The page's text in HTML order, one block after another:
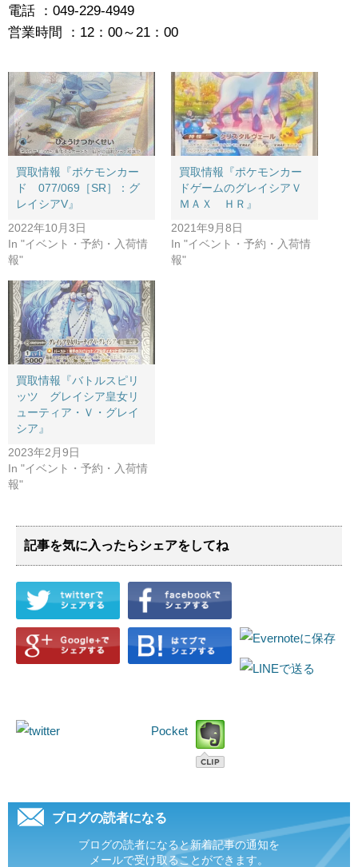
電話 ：049-229-4949
営業時間 ：12：00～21：00
買取情報『ポケモンカー
ド 077/069［SR］：グ
レイシアV』
2022年10月3日
In "イベント・予約・入荷情
報"
買取情報『ポケモンカー
ドゲームのグレイシアＶ
ＭＡＸ ＨＲ』
2021年9月8日
In "イベント・予約・入荷情
報"
買取情報『バトルスピリ
ッツ グレイシア皇女リ
ューティア・Ｖ・グレイ
シア』
2023年2月9日
In "イベント・予約・入荷情
報"
記事を気に入ったらシェアをしてね
Pocket
ブログの読者になる
ブログの読者になると新着記事の通知を
メールで受け取ることができます。